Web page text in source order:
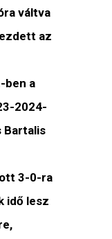
váltva
az
ben a
2024-
Bartalis
3-0-ra
idő lesz